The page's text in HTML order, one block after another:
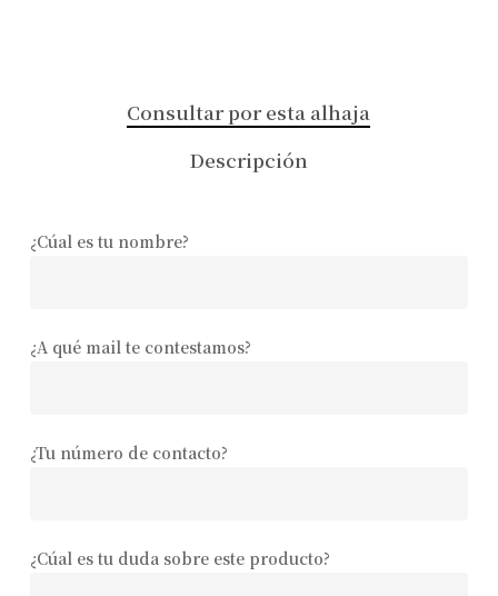
Consultar por esta alhaja
Descripción
¿Cúal es tu nombre?
¿A qué mail te contestamos?
¿Tu número de contacto?
¿Cúal es tu duda sobre este producto?